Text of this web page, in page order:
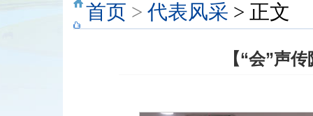
首页 > 代表风采 > 正文
【“会”声